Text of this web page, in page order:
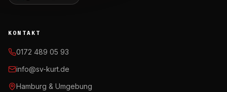
KONTAKT
0172 489 05 93
info@sv-kurt.de
Hamburg & Umgebung